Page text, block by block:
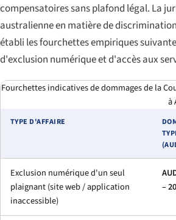
compensatoires sans plafond légal. La
australienne en matière de
établi les fourchettes empiriques
d'exclusion numérique et d'accès aux
Fourchettes indicatives de dommages de la
à
TYPE D'AFFAIRE
Exclusion numérique d'un seul
plaignant (site web / application
inaccessible)
–